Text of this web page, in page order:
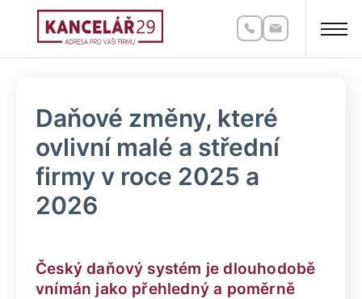
Daňové změny, které
ovlivní malé a střední
firmy v roce 2025 a
2026
Český daňový systém je dlouhodobě
vnímán jako přehledný a poměrně